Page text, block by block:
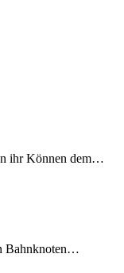
ihr Können dem…
Bahnknoten…